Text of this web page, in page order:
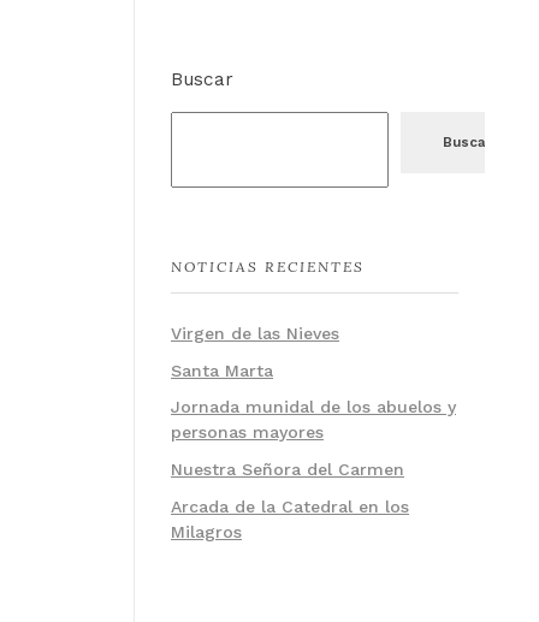
Buscar
Buscar
NOTICIAS RECIENTES
Virgen de las Nieves
Santa Marta
Jornada munidal de los abuelos y
personas mayores
Nuestra Señora del Carmen
Arcada de la Catedral en los
Milagros